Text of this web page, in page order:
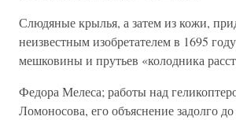
Слюдяные крылья, а затем из кожи,
неизвестным изобретателем в 1695
мешковины и прутьев «колодника
Федора Мелеса; работы над
Ломоносова, его объяснение задолго